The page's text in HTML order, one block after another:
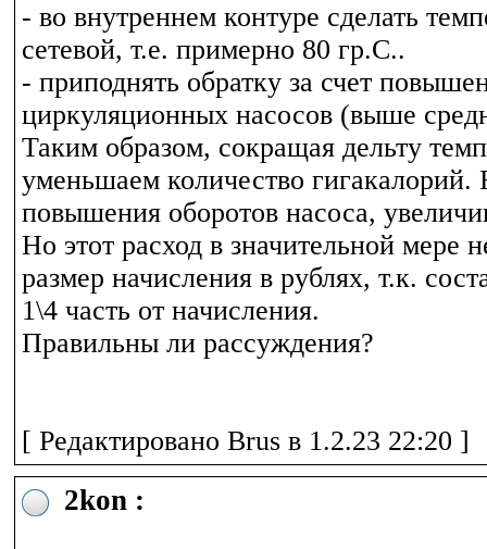
- во внутреннем контуре сделать
сетевой, т.е. примерно 80 гр.С..
- приподнять обратку за счет
циркуляционных насосов (выше
Таким образом, сокращая дельту
уменьшаем количество гигакалорий.
повышения оборотов насоса,
Но этот расход в значительной мере
размер начисления в рублях, т.к.
1\4 часть от начисления.
Правильны ли рассуждения?
[ Редактировано Brus в 1.2.23 22:20 ]
2kon :